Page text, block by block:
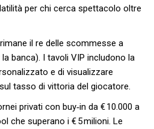
per chi cerca spettacolo oltre
il re delle scommesse a
banca). I tavoli VIP includono la
e di visualizzare
tasso di vittoria del giocatore.
privati con buy‑in da € 10.000 a
che superano i € 5 milioni. Le